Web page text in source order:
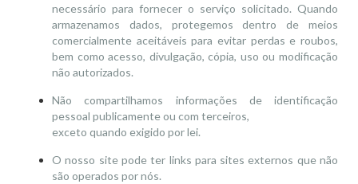
necessário para fornecer o serviço solicitado. Quando
armazenamos dados, protegemos dentro de meios
comercialmente aceitáveis ​​para evitar perdas e roubos,
bem como acesso, divulgação, cópia, uso ou modificação
não autorizados.
Não compartilhamos informações de identificação
pessoal publicamente ou com terceiros,
exceto quando exigido por lei.
O nosso site pode ter links para sites externos que não
são operados por nós.